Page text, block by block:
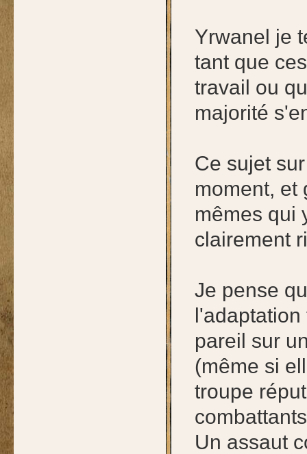
Yrwanel je
tant que
travail ou
majorité
Ce sujet
moment, et
mêmes qui
clairement
Je pense
pareil sur
(même si
troupe
Un assaut